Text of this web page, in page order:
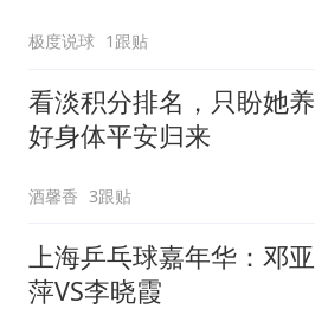
极度说球 1跟贴
看淡积分排名，只盼她养
好身体平安归来
酒馨香 3跟贴
上海乒乓球嘉年华：邓亚
萍VS李晓霞